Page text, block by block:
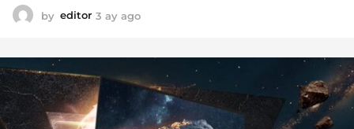
by editor 3 ay ago
a
o